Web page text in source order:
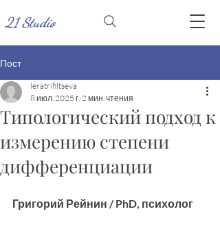
21 Studio
Пост
Типологический подход к
измерению степени
дифференциации
leratrifiltseva
8 июл. 2025 г. 2 мин. чтения
Григорий Рейнин / PhD, психолог